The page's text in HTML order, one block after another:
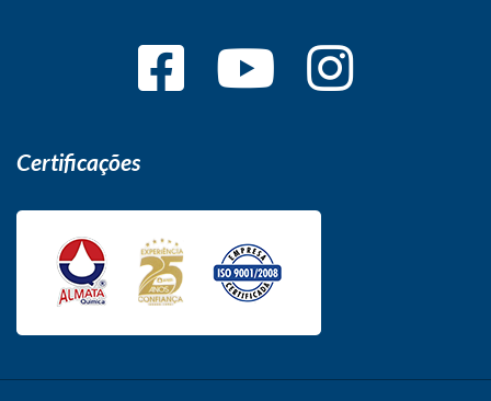
Certificações